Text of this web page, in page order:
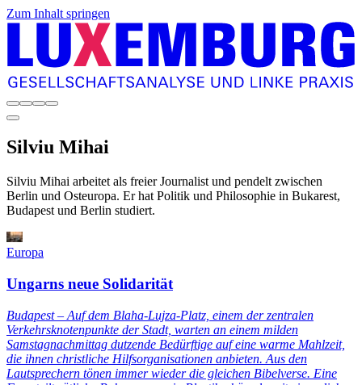
Zum Inhalt springen
Silviu Mihai
Silviu Mihai arbeitet als freier Journalist und pendelt zwischen
Berlin und Osteuropa. Er hat Politik und Philosophie in Bukarest,
Budapest und Berlin studiert.
Europa
Ungarns neue Solidarität
Budapest – Auf dem Blaha-Lujza-Platz, einem der zentralen
Verkehrsknotenpunkte der Stadt, warten an einem milden
Samstagnachmittag dutzende Bedürftige auf eine warme Mahlzeit,
die ihnen christliche Hilfsorganisationen anbieten. Aus den
Lautsprechern tönen immer wieder die gleichen Bibelverse. Eine